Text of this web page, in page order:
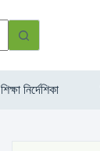
শিক্ষা নির্দেশিকা